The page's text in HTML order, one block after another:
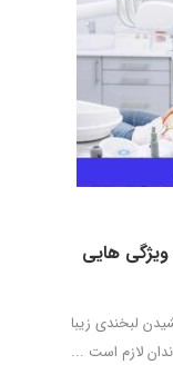
هایی
لبخندی زیبا
لازم است ...